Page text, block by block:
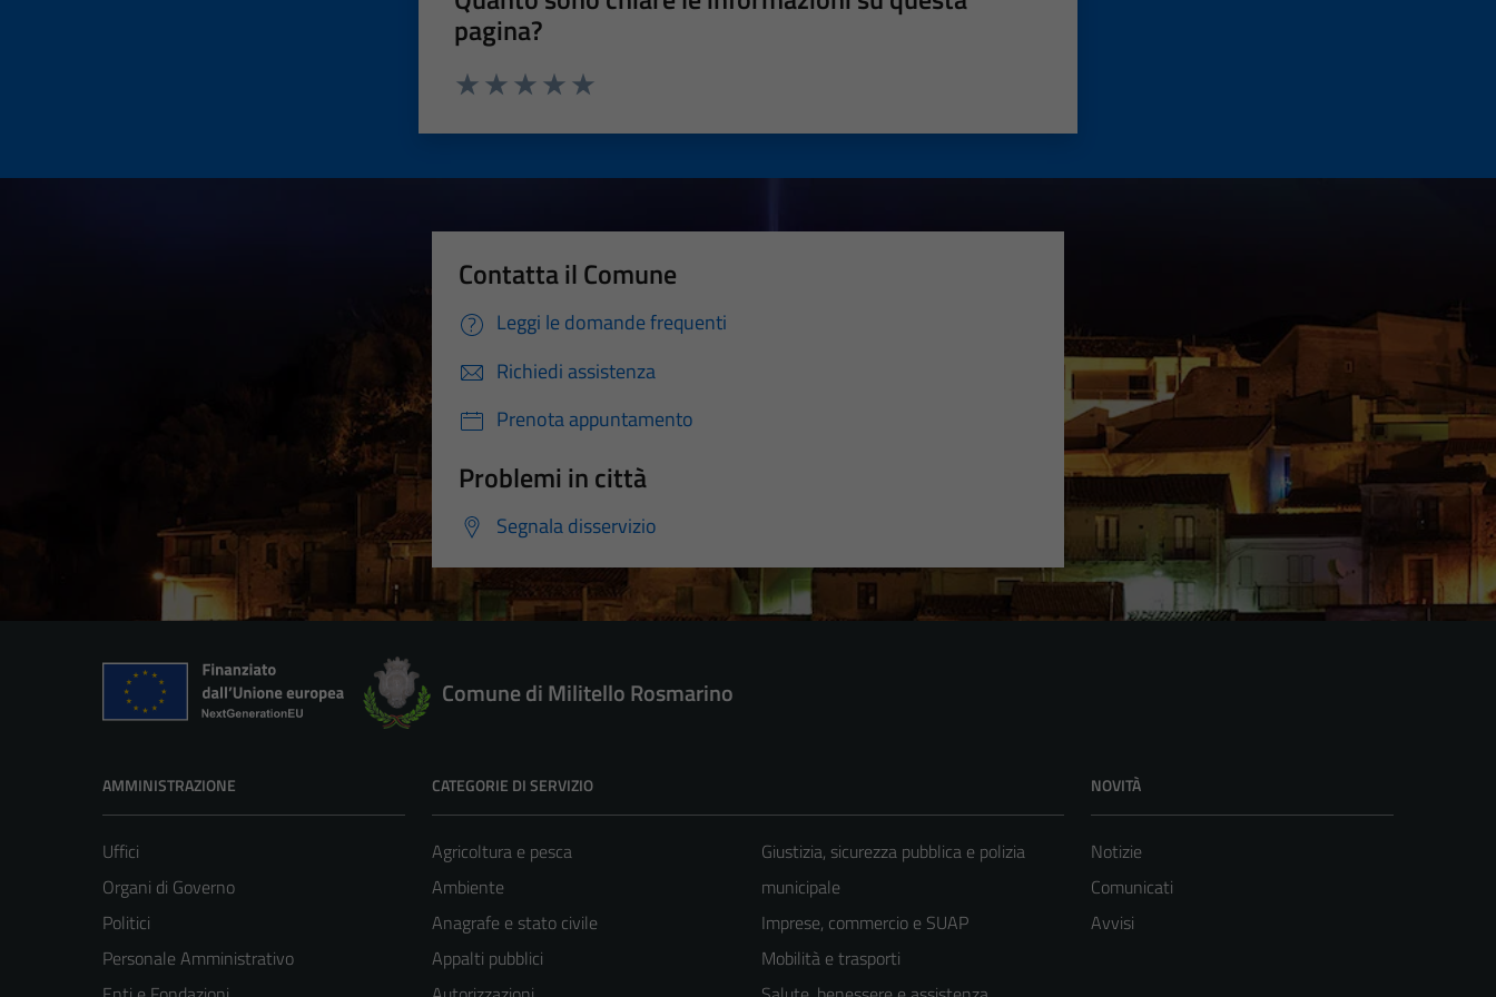
pagina?
Contatta il Comune
Leggi le domande frequenti
Richiedi assistenza
Prenota appuntamento
Problemi in città
Segnala disservizio
Comune di Militello Rosmarino
AMMINISTRAZIONE
Uffici
Organi di Governo
Politici
Personale Amministrativo
CATEGORIE DI SERVIZIO
Agricoltura e pesca
Ambiente
Anagrafe e stato civile
Appalti pubblici
Giustizia, sicurezza pubblica e polizia
municipale
Imprese, commercio e SUAP
Mobilità e trasporti
NOVITÀ
Notizie
Comunicati
Avvisi